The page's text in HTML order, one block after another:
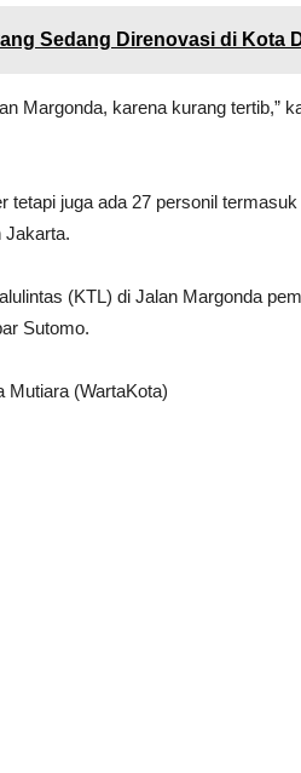
Sedang Direnovasi di Kota
Margonda, karena kurang tertib,”
juga ada 27 personil
Jakarta.
(KTL) di Jalan Margonda
Sutomo.
Mutiara (WartaKota)